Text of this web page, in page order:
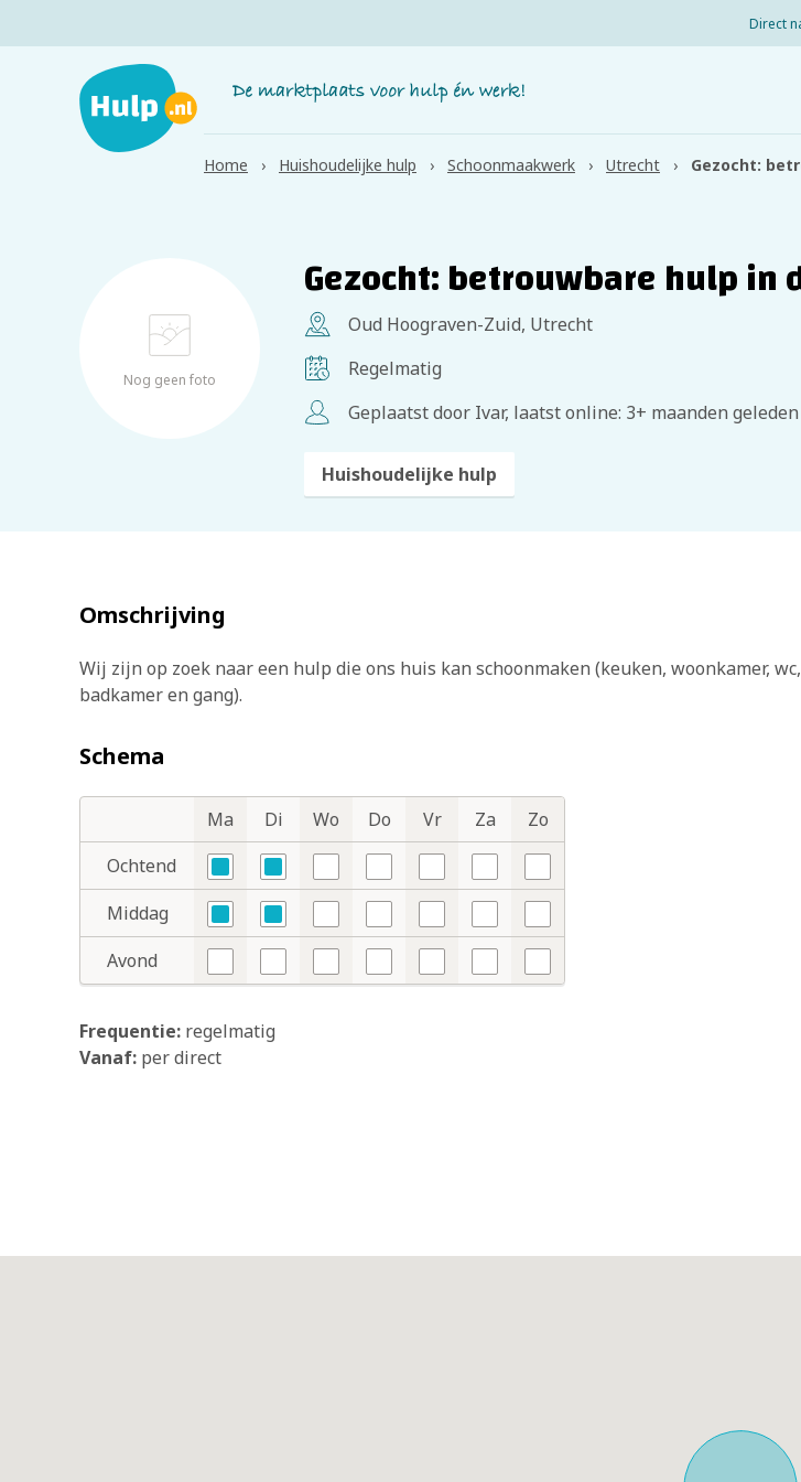
Direct
Home Huishoudelijke hulp Schoonmaakwerk Utrecht Gezocht:
Nog geen foto
Gezocht: betrouwbare hulp in
Oud Hoograven-Zuid, Utrecht
Regelmatig
Geplaatst door Ivar, laatst online: 3+ maanden geleden
Huishoudelijke hulp
Omschrijving
Wij zijn op zoek naar een hulp die ons huis kan schoonmaken (keuken, woonkamer, wc,
badkamer en gang).
Schema
DagdelenMa Di Wo Do Vr Za
Zo
Ochtend
Ja
Ja Nee Nee Nee Nee
Nee
Middag
Ja
Ja Nee Nee Nee Nee
Nee
Avond
Nee
Nee Nee Nee Nee Nee
Nee
Frequentie: regelmatig
Vanaf: per direct